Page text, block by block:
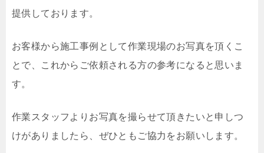
提供しております。
お客様から施工事例として作業現場のお写真を頂くこ
とで、これからご依頼される方の参考になると思いま
す。
作業スタッフよりお写真を撮らせて頂きたいと申しつ
けがありましたら、ぜひともご協力をお願いします。